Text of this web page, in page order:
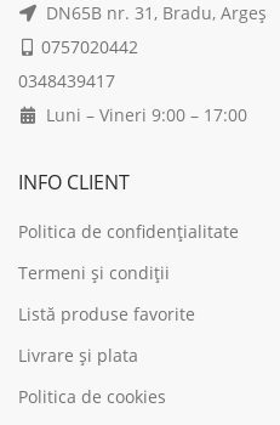
DN65B nr. 31, Bradu, Argeș
0757020442
0348439417
Luni – Vineri 9:00 – 17:00
INFO CLIENT
Politica de confidențialitate
Termeni și condiții
Listă produse favorite
Livrare și plata
Politica de cookies